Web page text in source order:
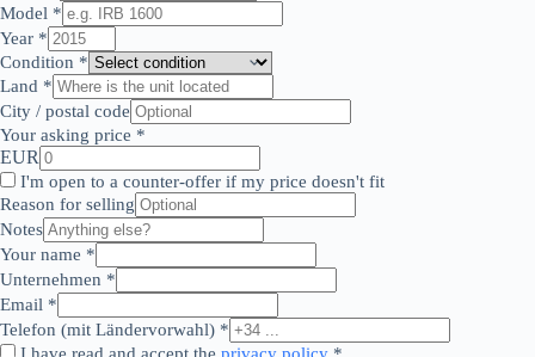
Model *
Year *
Condition *
Land *
City / postal code
Your asking price *
EUR
I'm open to a counter-offer if my price doesn't fit
Reason for selling
Notes
Your name *
Unternehmen *
Email *
Telefon (mit Ländervorwahl) *
I have read and accept the privacy policy *